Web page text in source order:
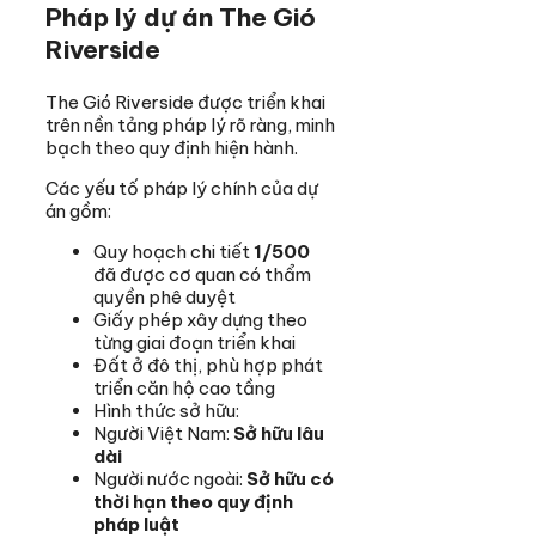
Pháp lý dự án The Gió
Riverside
The Gió Riverside được triển khai
trên nền tảng pháp lý rõ ràng, minh
bạch theo quy định hiện hành.
Các yếu tố pháp lý chính của dự
án gồm:
Quy hoạch chi tiết1/500
đã được cơ quan có thẩm
quyền phê duyệt
Giấy phép xây dựng theo
từng giai đoạn triển khai
Đất ở đô thị, phù hợp phát
triển căn hộ cao tầng
Hình thức sở hữu:
Người Việt Nam: Sở hữu lâu
dài
Người nước ngoài: Sở hữu có
thời hạn theo quy định
pháp luật